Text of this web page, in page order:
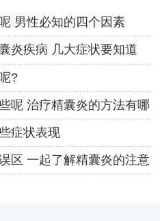
男性必知的四个因素
炎疾病 几大症状要知道
?
呢 治疗精囊炎的方法有哪
症状表现
区 一起了解精囊炎的注意